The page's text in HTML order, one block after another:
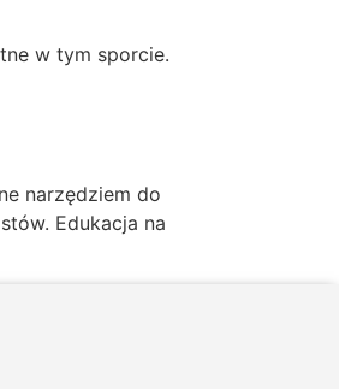
w tym sporcie.
narzędziem do
Edukacja na